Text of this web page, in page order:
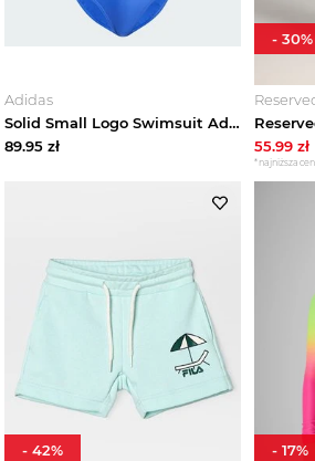
Spódnice dziewczęce
Spodnie i legginsy
Sukienki dziewczęce
Swetry i kardigany
Szorty dziecięce
Topy i koszulki dziecięce
Bielizna dziecięca
Moda plażowa dziecięca
Adidas
Solid Small Logo Swimsuit Adidas
89.95 zł
55.99 zł
*najniższa
- 30%
-42% - 17%